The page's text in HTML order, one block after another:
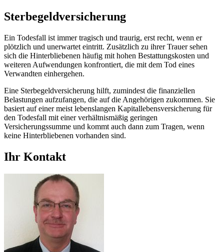
Sterbegeldversicherung
Ein Todesfall ist immer tragisch und traurig, erst recht, wenn er
plötzlich und unerwartet eintritt. Zusätzlich zu ihrer Trauer sehen
sich die Hinterbliebenen häufig mit hohen Bestattungskosten und
weiteren Aufwendungen konfrontiert, die mit dem Tod eines
Verwandten einhergehen.
Eine Sterbegeldversicherung hilft, zumindest die finanziellen
Belastungen aufzufangen, die auf die Angehörigen zukommen. Sie
basiert auf einer meist lebenslangen Kapitallebensversicherung für
den Todesfall mit einer verhältnismäßig geringen
Versicherungssumme und kommt auch dann zum Tragen, wenn
keine Hinterbliebenen vorhanden sind.
Ihr Kontakt